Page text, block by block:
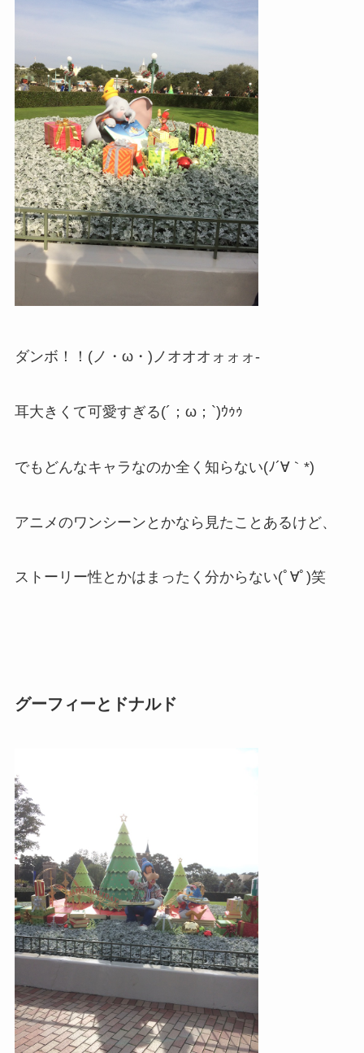
ダンボ！！(ノ・ω・)ノオオオォォォ-
耳大きくて可愛すぎる(´；ω；`)ｳｩｩ
でもどんなキャラなのか全く知らない(ﾉ´∀｀*)
アニメのワンシーンとかなら見たことあるけど、
ストーリー性とかはまったく分からない(ﾟ∀ﾟ)笑
グーフィーとドナルド